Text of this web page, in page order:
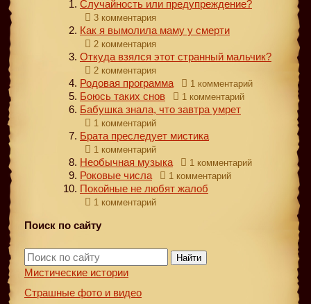
Случайность или предупреждение?
3 комментария
Как я вымолила маму у смерти
2 комментария
Откуда взялся этот странный мальчик?
2 комментария
Родовая программа 1 комментарий
Боюсь таких снов 1 комментарий
Бабушка знала, что завтра умрет
1 комментарий
Брата преследует мистика
1 комментарий
Необычная музыка 1 комментарий
Роковые числа 1 комментарий
Покойные не любят жалоб
1 комментарий
Поиск по сайту
Найти
Мистические истории
Страшные фото и видео